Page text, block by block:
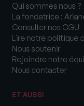
Qui sommes nous ?
La fondatrice :
Consulter nos CGU
Lire notre politique
Nous soutenir
Rejoindre notre
Nous contacter
ET AUSSI